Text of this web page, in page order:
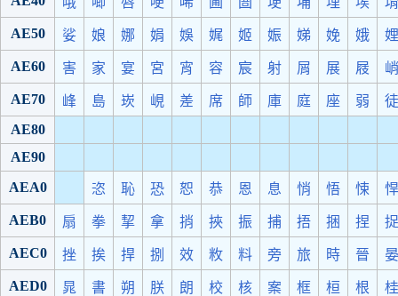
AE50 娑 娘 娜 娟 娛 娓 姬 娠 娣 娩 娥 娌
AE60 害 家 宴 宮 宵 容 宸 射 屑 展 屐 峭
AE70 峰 島 崁 峴 差 席 師 庫 庭 座 弱
徒
AE80
AE90
AEA0
恣 恥 恐 恕 恭 恩 息 悄 悟 悚 悍
AEB0 扇 拳 挈 拿 捎 挾 振 捕 捂 捆 捏 捉
AEC0 挫 挨 捍 捌 效 敉 料 旁 旅 時 晉 晏
AED0 晁 書 朔 朕 朗 校 核 案 框 桓 根 桂